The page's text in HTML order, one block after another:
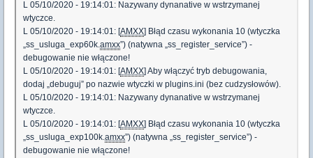
L 05/10/2020 - 19:14:01: Nazywany dynanative w wstrzymanej
wtyczce.
L 05/10/2020 - 19:14:01: [AMXX] Błąd czasu wykonania 10 (wtyczka
„ss_usluga_exp60k.amxx”) (natywna „ss_register_service”) -
debugowanie nie włączone!
L 05/10/2020 - 19:14:01: [AMXX] Aby włączyć tryb debugowania,
dodaj „debuguj” po nazwie wtyczki w plugins.ini (bez cudzysłowów).
L 05/10/2020 - 19:14:01: Nazywany dynanative w wstrzymanej
wtyczce.
L 05/10/2020 - 19:14:01: [AMXX] Błąd czasu wykonania 10 (wtyczka
„ss_usluga_exp100k.amxx”) (natywna „ss_register_service”) -
debugowanie nie włączone!